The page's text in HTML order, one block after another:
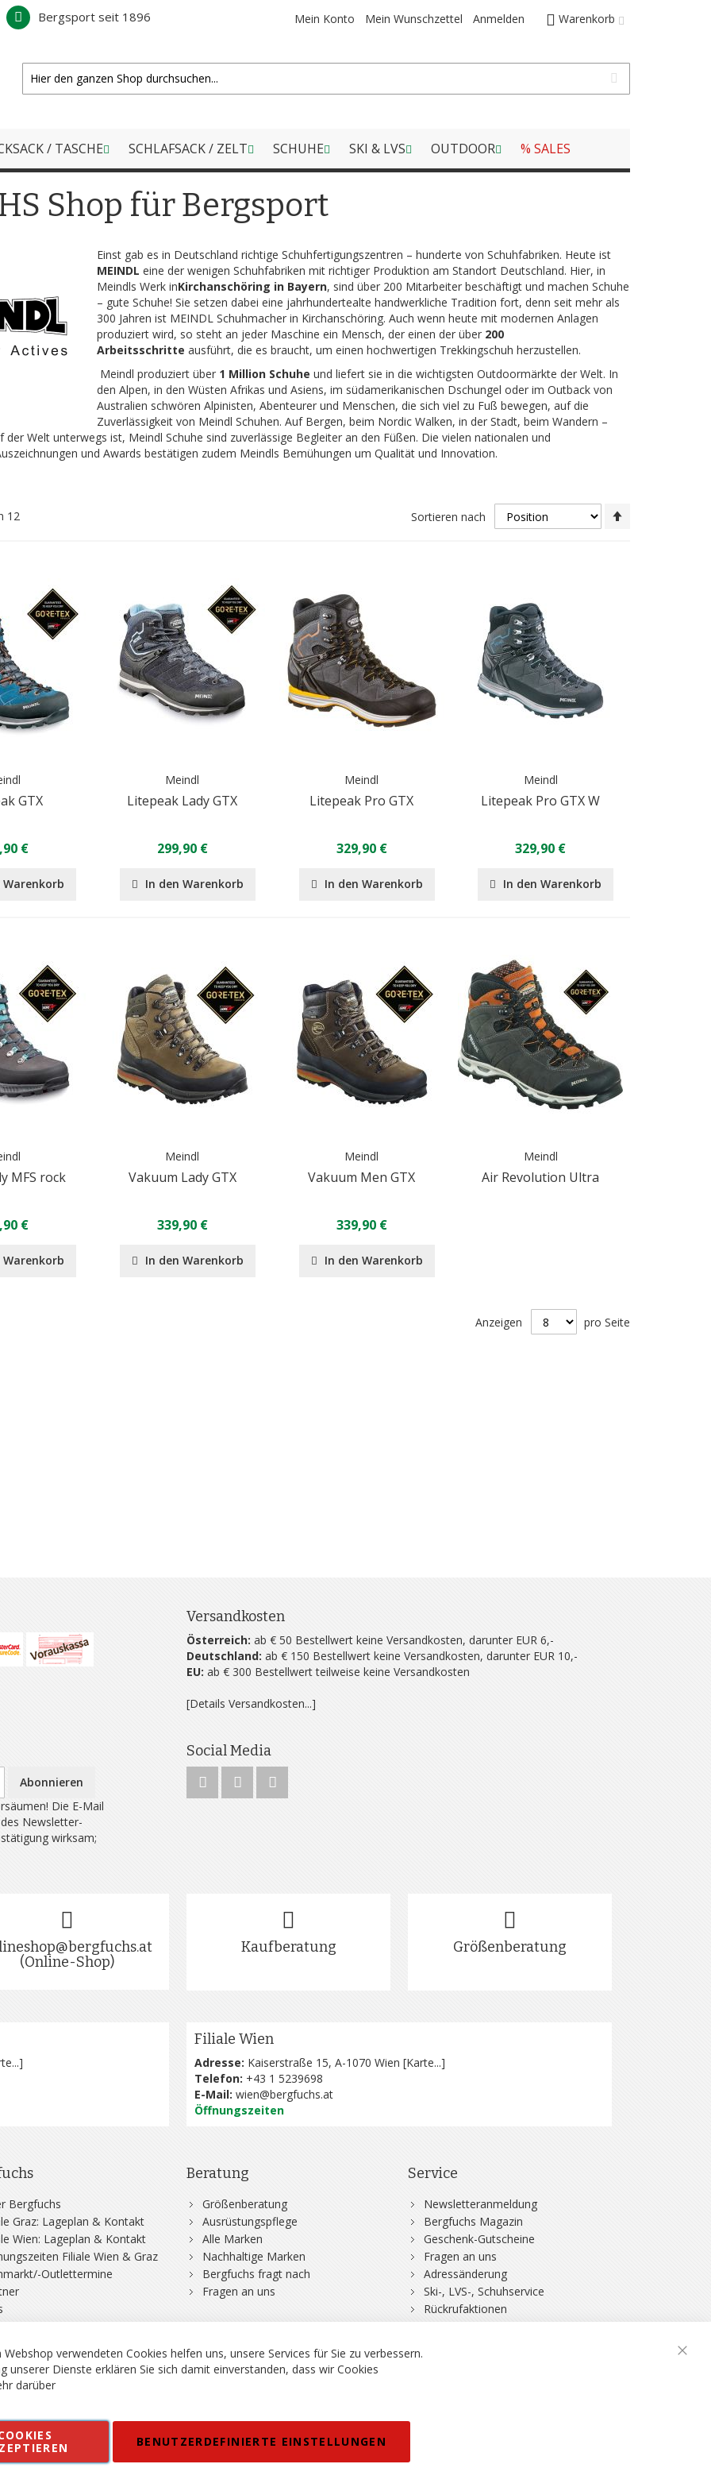
Warenkorb
Mein Konto Mein Wunschzettel Anmelden
Bergsport seit 1896
/ TASCHE SCHLAFSACK / ZELT SCHUHE SKI & LVS OUTDOOR % SALES
Shop für Bergsport
Einst gab es in Deutschland richtige Schuhfertigungszentren – hunderte von Schuhfabriken. Heute ist
MEINDL eine der wenigen Schuhfabriken mit richtiger Produktion am Standort Deutschland. Hier, in
Meindls Werk inKirchanschöring in Bayern, sind über 200 Mitarbeiter beschäftigt und machen Schuhe
– gute Schuhe! Sie setzen dabei eine jahrhundertealte handwerkliche Tradition fort, denn seit mehr als
300 Jahren ist MEINDL Schuhmacher in Kirchanschöring. Auch wenn heute mit modernen Anlagen
produziert wird, so steht an jeder Maschine ein Mensch, der einen der über 200
Arbeitsschritte ausführt, die es braucht, um einen hochwertigen Trekkingschuh herzustellen.
Meindl produziert über 1 Million Schuhe und liefert sie in die wichtigsten Outdoormärkte der Welt. In
den Alpen, in den Wüsten Afrikas und Asiens, im südamerikanischen Dschungel oder im Outback von
Australien schwören Alpinisten, Abenteurer und Menschen, die sich viel zu Fuß bewegen, auf die
Zuverlässigkeit von Meindl Schuhen. Auf Bergen, beim Nordic Walken, in der Stadt, beim Wandern –
der Welt unterwegs ist, Meindl Schuhe sind zuverlässige Begleiter an den Füßen. Die vielen nationalen und
und Awards bestätigen zudem Meindls Bemühungen um Qualität und Innovation.
12 Sortieren nach
GTX
€
Warenkorb
Meindl
Litepeak Lady GTX
299,90 €
In den Warenkorb
Meindl
Litepeak Pro GTX
329,90 €
In den Warenkorb
Meindl
Litepeak Pro GTX W
329,90 €
In den Warenkorb
MFS rock
€
Warenkorb
Meindl
Vakuum Lady GTX
339,90 €
In den Warenkorb
Meindl
Vakuum Men GTX
339,90 €
In den Warenkorb
Meindl
Air Revolution Ultra
Anzeigen pro Seite
Versandkosten
Österreich: ab € 50 Bestellwert keine Versandkosten, darunter EUR 6,-
Deutschland: ab € 150 Bestellwert keine Versandkosten, darunter EUR 10,-
EU: ab € 300 Bestellwert teilweise keine Versandkosten
[Details Versandkosten...]
Abonnieren
Die E-Mail
Newsletter-
wirksam;
Social Media
(Online-Shop)
Kaufberatung Größenberatung
]
Filiale Wien
Adresse: Kaiserstraße 15, A-1070 Wien [Karte...]
Telefon: +43 1 5239698
E-Mail: wien@bergfuchs.at
Öffnungszeiten
Bergfuchs
Graz: Lageplan & Kontakt
Wien: Lageplan & Kontakt
Filiale Wien & Graz
Outlettermine
Beratung
Größenberatung
Ausrüstungspflege
Alle Marken
Nachhaltige Marken
Bergfuchs fragt nach
Fragen an uns
Service
Newsletteranmeldung
Bergfuchs Magazin
Geschenk-Gutscheine
Fragen an uns
Adressänderung
Ski-, LVS-, Schuhservice
Rückrufaktionen
DSV-Skiversicherung
Kontakt AGB Datenschutz
Barrierefreiheitserklärung
in EUR, Angebot solange Vorrat reicht. Fehler, Irrtümer und Preisänderungen vorbehalten.
Webshop verwendeten Cookies helfen uns, unsere Services für Sie zu verbessern.
unserer Dienste erklären Sie sich damit einverstanden, dass wir Cookies
darüber
BENUTZERDEFINIERTE EINSTELLUNGEN